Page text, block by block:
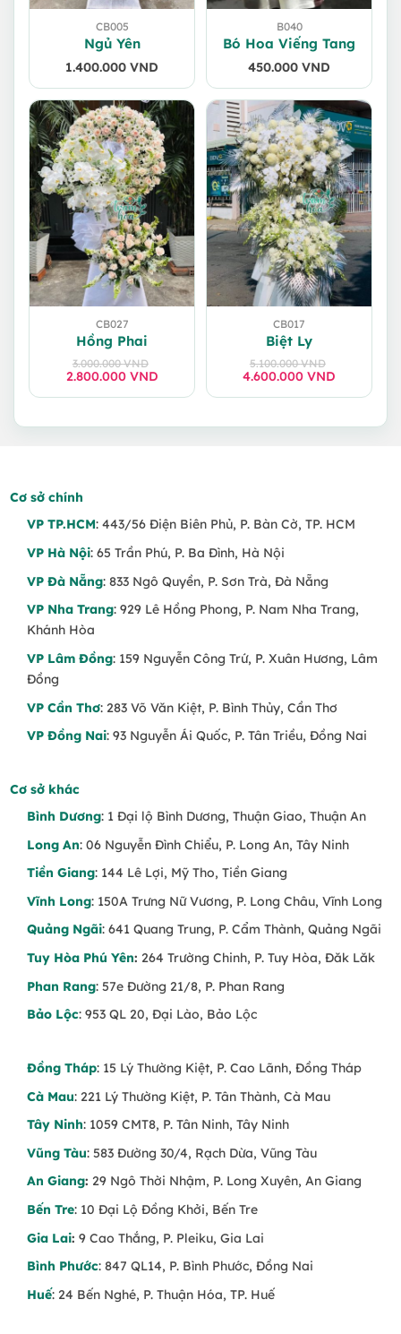
CB005
Ngủ Yên
1.400.000 VND
B040
Bó Hoa Viếng Tang
450.000 VND
CB027
Hồng Phai
3.000.000VND
Giá
2.800.000 VND
Giá
CB017
Biệt Ly
5.100.000VND
Giá
4.600.000 VND
Giá
Cơ sở chính
VP TP.HCM: 443/56 Điện Biên Phủ, P. Bàn Cờ, TP. HCM
VP Hà Nội: 65 Trần Phú, P. Ba Đình, Hà Nội
VP Đà Nẵng: 833 Ngô Quyền, P. Sơn Trà, Đà Nẵng
VP Nha Trang: 929 Lê Hồng Phong, P. Nam Nha Trang,
Khánh Hòa
VP Lâm Đồng: 159 Nguyễn Công Trứ, P. Xuân Hương, Lâm
Đồng
VP Cần Thơ: 283 Võ Văn Kiệt, P. Bình Thủy, Cần Thơ
VP Đồng Nai: 93 Nguyễn Ái Quốc, P. Tân Triều, Đồng Nai
Cơ sở khác
Bình Dương: 1 Đại lộ Bình Dương, Thuận Giao, Thuận An
Long An: 06 Nguyễn Đình Chiểu, P. Long An, Tây Ninh
Tiền Giang: 144 Lê Lợi, Mỹ Tho, Tiền Giang
Vĩnh Long: 150A Trưng Nữ Vương, P. Long Châu, Vĩnh Long
Quảng Ngãi: 641 Quang Trung, P. Cẩm Thành, Quảng Ngãi
Tuy Hòa Phú Yên: 264 Trường Chinh, P. Tuy Hòa, Đăk Lăk
Phan Rang: 57e Đường 21/8, P. Phan Rang
Bảo Lộc: 953 QL 20, Đại Lào, Bảo Lộc
Đồng Tháp: 15 Lý Thường Kiệt, P. Cao Lãnh, Đồng Tháp
Cà Mau: 221 Lý Thường Kiệt, P. Tân Thành, Cà Mau
Tây Ninh: 1059 CMT8, P. Tân Ninh, Tây Ninh
Vũng Tàu: 583 Đường 30/4, Rạch Dừa, Vũng Tàu
An Giang: 29 Ngô Thời Nhậm, P. Long Xuyên, An Giang
Bến Tre: 10 Đại Lộ Đồng Khởi, Bến Tre
Gia Lai: 9 Cao Thắng, P. Pleiku, Gia Lai
Bình Phước: 847 QL14, P. Bình Phước, Đồng Nai
Huế: 24 Bến Nghé, P. Thuận Hóa, TP. Huế